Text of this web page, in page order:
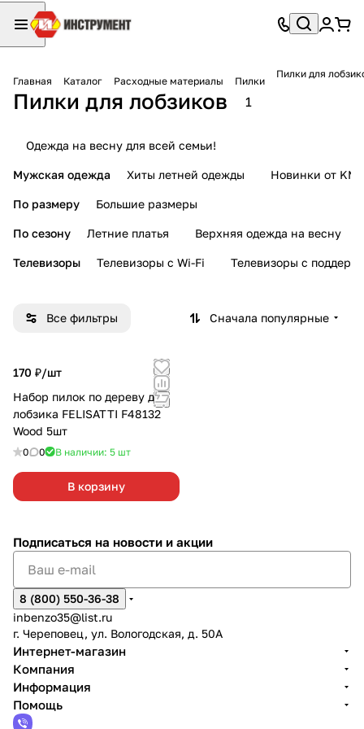
Главная Каталог Расходные материалы Пилки
Пилки для
Пилки для лобзиков 1
Одежда на весну для всей семьи!
Мужская одежда Хиты летней одежды Новинки от KMI
По размеру Большие размеры
По сезону Летние платья Верхняя одежда на весну
Телевизоры Телевизоры с Wi-Fi Телевизоры с
Все фильтры Сначала популярные
170 ₽/шт
Набор пилок по дереву для
лобзика FELISATTI F48132
Wood 5шт
0 0 В наличии: 5 шт
В корзину
Подписаться на новости и акции
8 (800) 550-36-38
inbenzo35@list.ru
г. Череповец, ул. Вологодская, д. 50А
Интернет-магазин
Компания
Информация
Помощь